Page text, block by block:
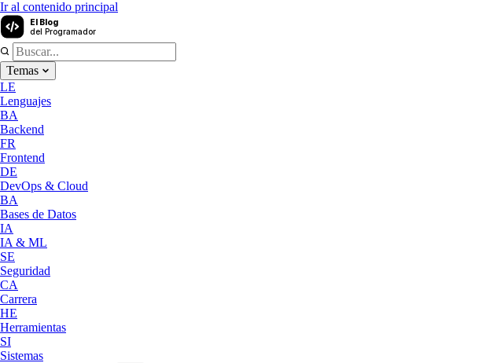
Ir al contenido principal
El Blog
del Programador
Temas
LE
Lenguajes
BA
Backend
FR
Frontend
DE
DevOps & Cloud
BA
Bases de Datos
IA
IA & ML
SE
Seguridad
CA
Carrera
HE
Herramientas
SI
Sistemas